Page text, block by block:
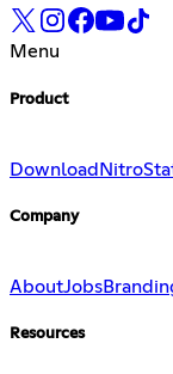
Menu
Product
Download Nitro
Company
AboutJobs
Resources